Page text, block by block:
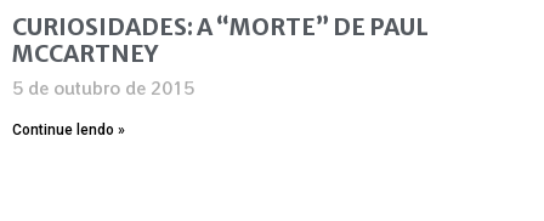
CURIOSIDADES: A “MORTE” DE PAUL
MCCARTNEY
5 de outubro de 2015
Continue lendo »